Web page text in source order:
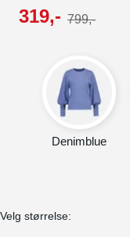
319,- 799,-
Denimblue
Velg størrelse: